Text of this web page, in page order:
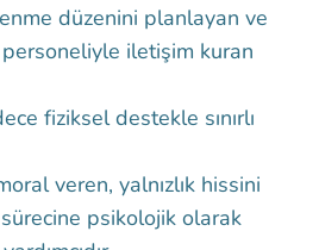
düzenini planlayan ve
iletişim kuran
fiziksel destekle sınırlı
veren, yalnızlık hissini
psikolojik olarak